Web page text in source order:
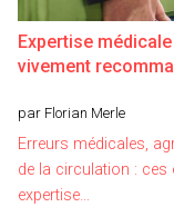
Expertise
vivement
par Florian Merle
Erreurs médicales,
de la circulation : ces
expertise…